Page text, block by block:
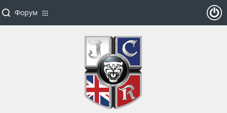
Форум